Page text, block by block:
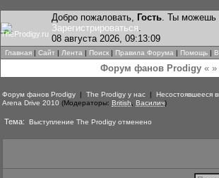
Добро пожаловать, Гость. Ты можешь
Зарегистрироваться.
08 августа 2026, 09:13:09
Главная | Сайт | Лента | Поиск | Правила Форума | Помощь |
Форум фанов Prodigy« »
Форум фанов Prodigy | The Prodigy у нас | Несостоявшееся
Arena Drive 2010 (Модераторы: British Василич)
Тема: Выступление The Prodigy отменено